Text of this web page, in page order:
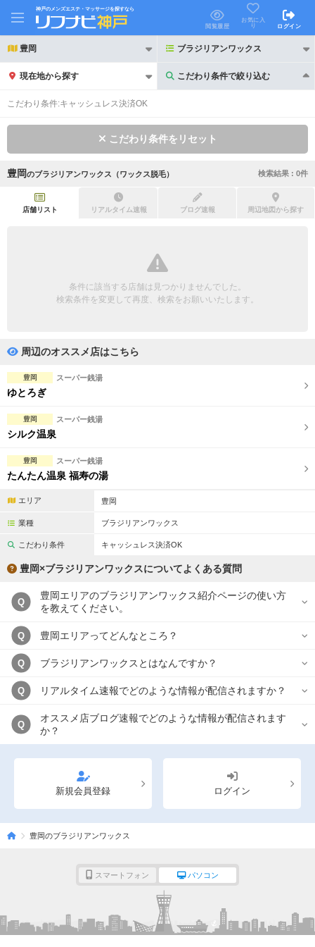
神戸のメンズエステ・マッサージを探すなら
閲覧履歴
お気に入
り
ログイン
豊岡 ブラジリアンワックス
現在地から探す こだわり条件で絞り込む
こだわり条件で絞り込む
初回割引あり リピーター割引あり
団体様歓迎
ペアルームあり
フットバスあり
日本人スタッフのみ
スタッフ指名可
こだわり条件を変更
こだわり条件:キャッシュレス決済OK
こだわり条件をリセット
豊岡のブラジリアンワックス（ワックス脱毛） 検索結果 : 0件
店舗リスト リアルタイム速報 ブログ速報 周辺地図から探す
条件に該当する店舗は見つかりませんでした。
検索条件を変更して再度、検索をお願いいたします。
周辺のオススメ店はこちら
豊岡 スーパー銭湯
ゆとろぎ
豊岡 スーパー銭湯
シルク温泉
豊岡 スーパー銭湯
たんたん温泉 福寿の湯
エリア 豊岡
業種 ブラジリアンワックス
こだわり条件 キャッシュレス決済OK
豊岡×ブラジリアンワックスについてよくある質問
Q
豊岡エリアのブラジリアンワックス紹介ページの使い方
を教えてください。
Q 豊岡エリアってどんなところ？
Q ブラジリアンワックスとはなんですか？
Q リアルタイム速報でどのような情報が配信されますか？
Q
オススメ店ブログ速報でどのような情報が配信されます
か？
新規会員登録 ログイン
豊岡のブラジリアンワックス
スマートフォン パソコン